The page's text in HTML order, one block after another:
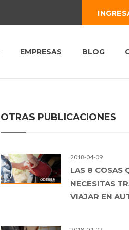
EMPRESAS BLOG
OTRAS PUBLICACIONES
2018-04-09
LAS 8 COSAS
NECESITAS
VIAJAR EN